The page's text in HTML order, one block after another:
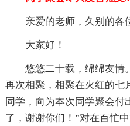
亲爱的老师，久别的各
大家好！
悠悠二十载，绵绵友情
再次相聚，相聚在火红的七
同学，向为本次同学聚会付
了，谢谢你们！”对在百忙